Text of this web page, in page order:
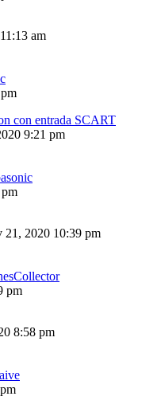
am
con entrada SCART
9:21 pm
21, 2020 10:39 pm
pm
8:58 pm